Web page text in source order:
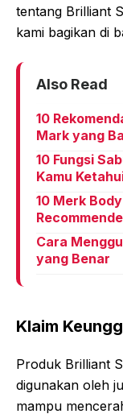
tentang Brilliant
kami bagikan di
Also Read
10
Mark yang
10 Fungsi
Kamu
10 Merk
Cara
yang Benar
Klaim
Produk Brilliant
digunakan oleh
mampu